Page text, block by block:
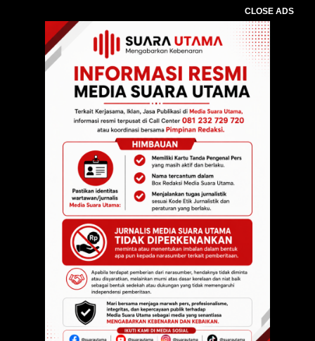
CLOSE ADS